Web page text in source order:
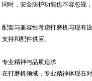
同时，安全防护功能也不容忽视
配套与兼容性考虑打磨机与现有
支持和配件供应。
专业精神与品质追求
在打磨机领域，专业精神体现在